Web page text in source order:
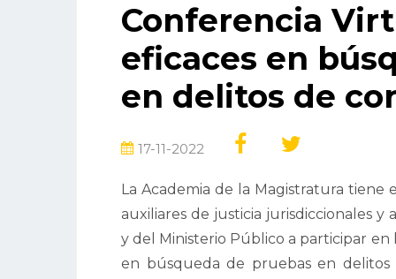
Conferencia
eficaces en
en delitos de
17-11-2022
La Academia de la Magistratura tiene
auxiliares de justicia jurisdiccionales y
y del Ministerio Público a participar en
en búsqueda de pruebas en delitos